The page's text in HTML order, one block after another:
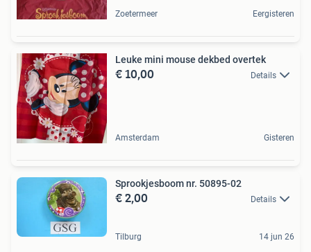
Zoetermeer Eergisteren
Leuke mini mouse dekbed overtek
€ 10,00 Details
Amsterdam Gisteren
Sprookjesboom nr. 50895-02
€ 2,00 Details
Tilburg 14 jun 26